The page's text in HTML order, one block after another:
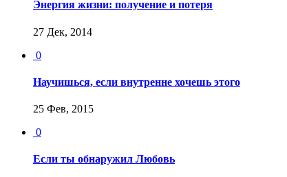
Энергия жизни: получение и потеря
27 Дек, 2014
0
Научишься, если внутренне хочешь этого
25 Фев, 2015
0
Если ты обнаружил Любовь